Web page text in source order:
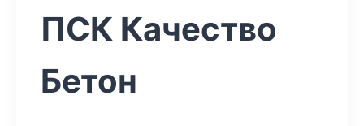
ПСК Качество
Бетон